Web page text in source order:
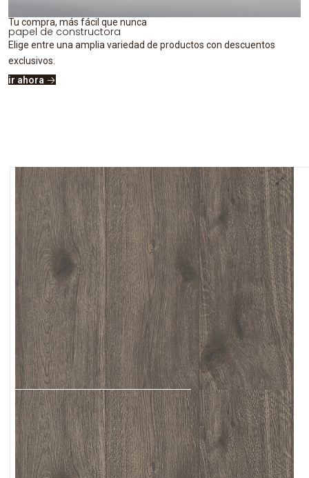
Tu compra, más fácil que nunca
papel de constructora
Elige entre una amplia variedad de productos con descuentos
exclusivos.
ir ahora